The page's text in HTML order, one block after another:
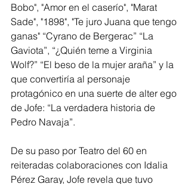
Bobo", "Amor en el caserío", "Marat
Sade", "1898", "Te juro Juana que tengo
ganas" “Cyrano de Bergerac” “La
Gaviota”, “¿Quién teme a Virginia
Wolf?” “El beso de la mujer araña” y la
que convertiría al personaje
protagónico en una suerte de alter ego
de Jofe: “La verdadera historia de
Pedro Navaja”.
De su paso por Teatro del 60 en
reiteradas colaboraciones con Idalia
Pérez Garay, Jofe revela que tuvo